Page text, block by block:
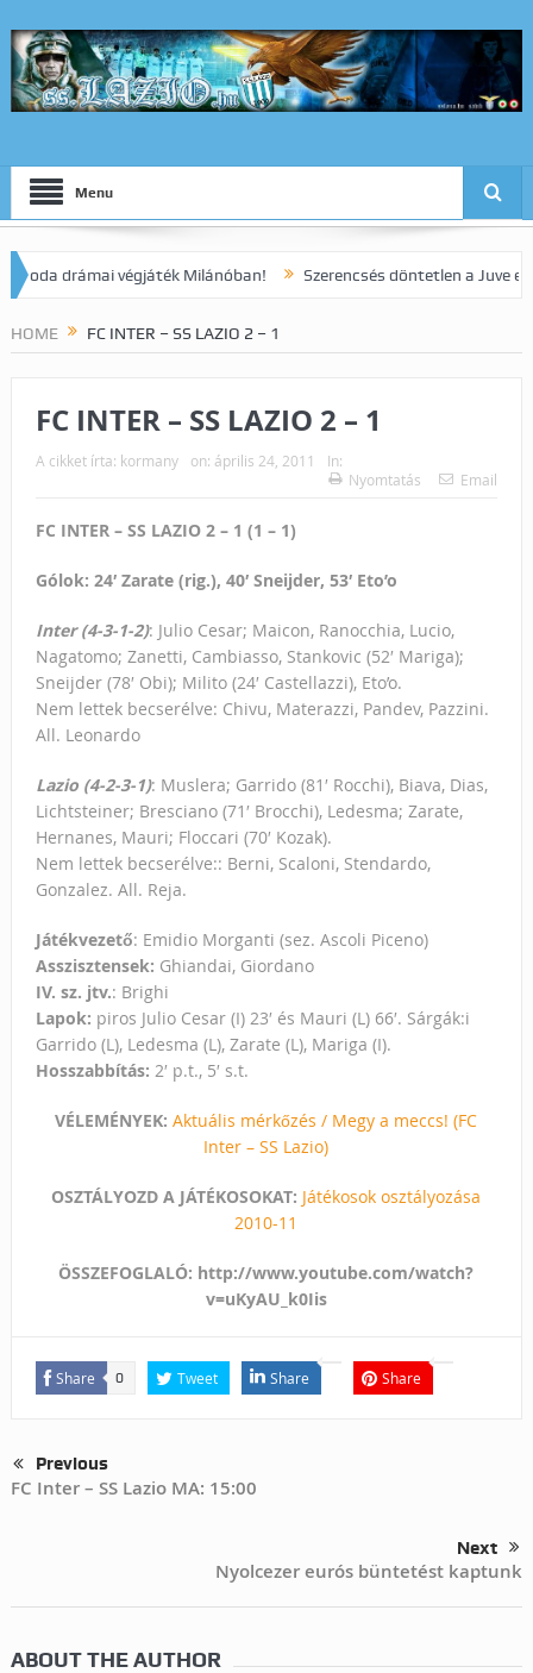
Menu
drámai végjáték Milánóban! Szerencsés döntetlen a Juve elleni
HOME FC INTER – SS LAZIO 2 – 1
FC INTER – SS LAZIO 2 – 1
A cikket írta: kormany on: április 24, 2011
In:
Nyomtatás
Email
FC INTER – SS LAZIO 2 – 1 (1 – 1)
Gólok: 24′ Zarate (rig.), 40′ Sneijder, 53′ Eto’o
Inter (4-3-1-2): Julio Cesar; Maicon, Ranocchia, Lucio,
Nagatomo; Zanetti, Cambiasso, Stankovic (52′ Mariga);
Sneijder (78′ Obi); Milito (24′ Castellazzi), Eto’o.
Nem lettek becserélve: Chivu, Materazzi, Pandev, Pazzini.
All. Leonardo
Lazio (4-2-3-1): Muslera; Garrido (81′ Rocchi), Biava, Dias,
Lichtsteiner; Bresciano (71′ Brocchi), Ledesma; Zarate,
Hernanes, Mauri; Floccari (70′ Kozak).
Nem lettek becserélve:: Berni, Scaloni, Stendardo,
Gonzalez. All. Reja.
Játékvezető: Emidio Morganti (sez. Ascoli Piceno)
Asszisztensek: Ghiandai, Giordano
IV. sz. jtv.: Brighi
Lapok: piros Julio Cesar (I) 23′ és Mauri (L) 66′. Sárgák:i
Garrido (L), Ledesma (L), Zarate (L), Mariga (I).
Hosszabbítás: 2′ p.t., 5′ s.t.
VÉLEMÉNYEK:Aktuális mérkőzés / Megy a meccs! (FC
Inter – SS Lazio)
OSZTÁLYOZD A JÁTÉKOSOKAT: Játékosok osztályozása
2010-11
ÖSSZEFOGLALÓ: http://www.youtube.com/watch?
v=uKyAU_k0Iis
Share 0 Tweet Share Share
Previous
FC Inter – SS Lazio MA: 15:00
Next
Nyolcezer eurós büntetést kaptunk
ABOUT THE AUTHOR